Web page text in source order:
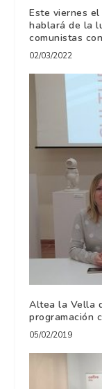
Este viernes
hablará de la
comunistas
02/03/2022
Altea la Vella
programación
05/02/2019